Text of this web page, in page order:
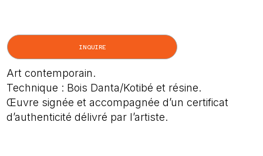
INQUIRE
Art contemporain.
Technique : Bois Danta/Kotibé et résine.
Œuvre signée et accompagnée d’un certificat
d’authenticité délivré par l’artiste.